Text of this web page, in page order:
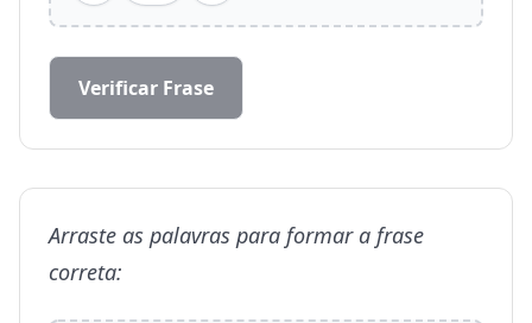
Verificar Frase
Arraste as palavras para formar a frase
correta: